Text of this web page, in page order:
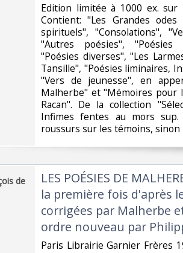
‎Edition limitée à 1000 ex. sur
Contient: "Les Grandes
spirituels", "Consolations",
"Autres poésies",
"Poésies diverses", "Les
Tansille", "Poésies liminaires,
"Vers de jeunesse", en
Malherbe" et "Mémoires pour
Racan". De la collection
Infimes fentes au mors
roussurs sur les témoins, sinon
de
‎LES POÉSIES DE
la première fois d'après
corrigées par Malherbe
ordre nouveau par
‎Paris Librairie Garnier Frères